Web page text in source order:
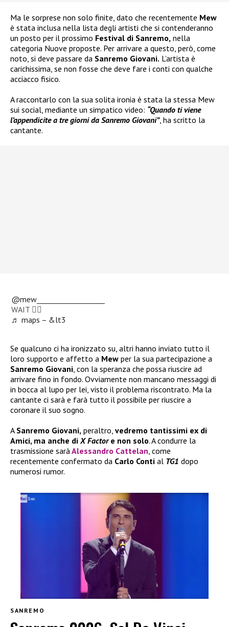
Ma le sorprese non solo finite, dato che recentemente Mew
è stata inclusa nella lista degli artisti che si contenderanno
un posto per il prossimo Festival di Sanremo, nella
categoria Nuove proposte. Per arrivare a questo, però, come
noto, si deve passare da Sanremo Giovani. L’artista è
carichissima, se non fosse che deve fare i conti con qualche
acciacco fisico.
A raccontarlo con la sua solita ironia è stata la stessa Mew
sui social, mediante un simpatico video: “Quando ti viene
l’appendicite a tre giorni da Sanremo Giovani”, ha scritto la
cantante.
@mew___________________
WAIT ✋🏼
♬ maps – &lt3
Se qualcuno ci ha ironizzato su, altri hanno inviato tutto il
loro supporto e affetto a Mew per la sua partecipazione a
Sanremo Giovani , con la speranza che possa riuscire ad
arrivare fino in fondo. Ovviamente non mancano messaggi di
in bocca al lupo per lei, visto il problema riscontrato. Ma la
cantante ci sarà e farà tutto il possibile per riuscire a
coronare il suo sogno.
A Sanremo Giovani, peraltro, vedremo tantissimi ex di
Amici, ma anche di X Factore non solo. A condurre la
trasmissione sarà Alessandro Cattelan , come
recentemente confermato da Carlo Conti al TG1 dopo
numerosi rumor.
SANREMO